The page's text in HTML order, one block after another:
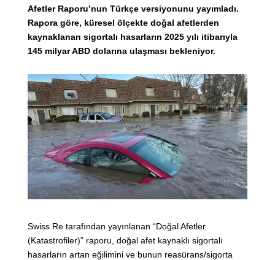
Afetler Raporu’nun Türkçe versiyonunu yayımladı.
Rapora göre, küresel ölçekte doğal afetlerden
kaynaklanan sigortalı hasarların 2025 yılı itibarıyla
145 milyar ABD dolarına ulaşması bekleniyor.
Swiss Re tarafından yayınlanan “Doğal Afetler
(Katastrofiler)” raporu, doğal afet kaynaklı sigortalı
hasarların artan eğilimini ve bunun reasürans/sigorta